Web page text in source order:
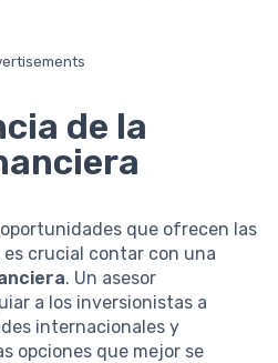
de la
que ofrecen las
crucial contar con una
. Un asesor
a los inversionistas a
internacionales y
opciones que mejor se